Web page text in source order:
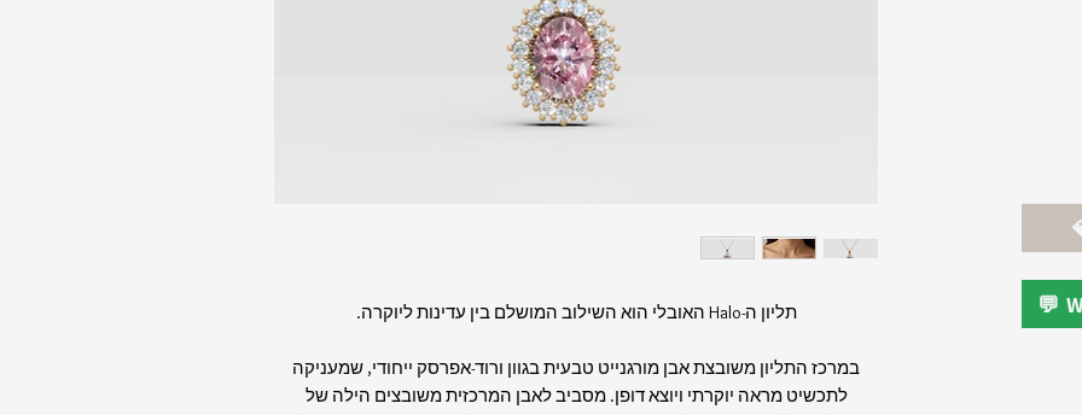
תליון ה-Halo האובלי הוא השילוב המושלם בין עדינות ליוקרה.
במרכז התליון משובצת אבן מורגנייט טבעית בגוון ורוד-אפרסק ייחודי, שמעניקה
לתכשיט מראה יוקרתי ויוצא דופן. מסביב לאבן המרכזית משובצים הילה של